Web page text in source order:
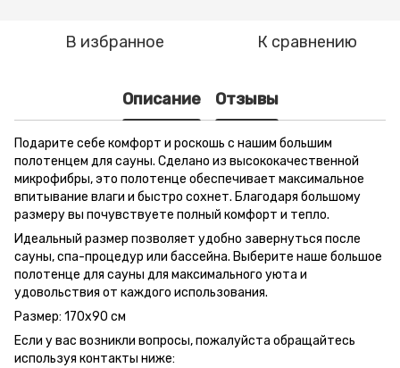
В избранное К сравнению
Описание Отзывы
Подарите себе комфорт и роскошь с нашим большим
полотенцем для сауны. Сделано из высококачественной
микрофибры, это полотенце обеспечивает максимальное
впитывание влаги и быстро сохнет. Благодаря большому
размеру вы почувствуете полный комфорт и тепло.
Идеальный размер позволяет удобно завернуться после
сауны, спа-процедур или бассейна. Выберите наше большое
полотенце для сауны для максимального уюта и
удовольствия от каждого использования.
Размер: 170х90 см
Если у вас возникли вопросы, пожалуйста обращайтесь
используя контакты ниже: